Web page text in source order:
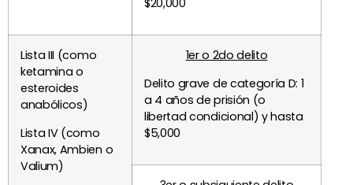
Lista III (como
ketamina o
esteroides
anabólicos)
Lista IV (como
Xanax, Ambien o
Valium)
1er o 2do delito
Delito grave de categoría D: 1
a 4 años de prisión (o
libertad condicional) y hasta
$5,000